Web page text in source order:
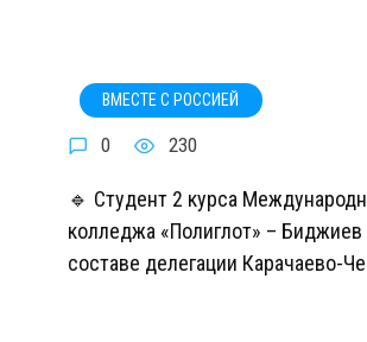
ВМЕСТЕ С РОССИЕЙ
0 230
🔹 Студент 2 курса
колледжа «Полиглот» – Биджиев
составе делегации Карачаево-